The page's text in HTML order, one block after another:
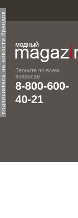
подпишитесь на новости брендов
Звоните по всем
вопросам
8-800-600-
40-21